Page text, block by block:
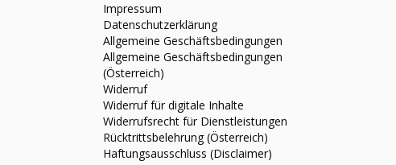
Impressum
Datenschutzerklärung
Allgemeine Geschäftsbedingungen
Allgemeine Geschäftsbedingungen
(Österreich)
Widerruf
Widerruf für digitale Inhalte
Widerrufsrecht für Dienstleistungen
Rücktrittsbelehrung (Österreich)
Haftungsausschluss (Disclaimer)